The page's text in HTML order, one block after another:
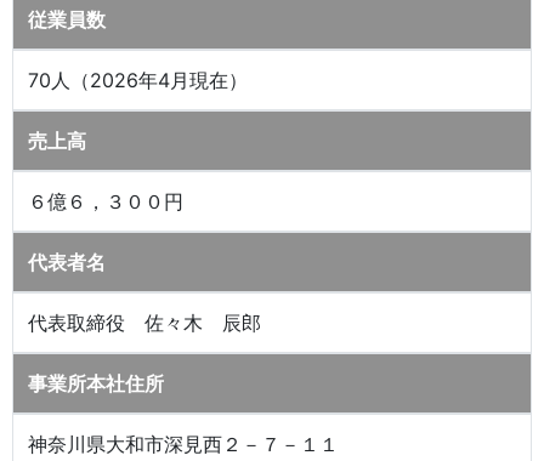
従業員数
70人（2026年4月現在）
売上高
６億６，３００円
代表者名
代表取締役 佐々木 辰郎
事業所本社住所
神奈川県大和市深見西２－７－１１